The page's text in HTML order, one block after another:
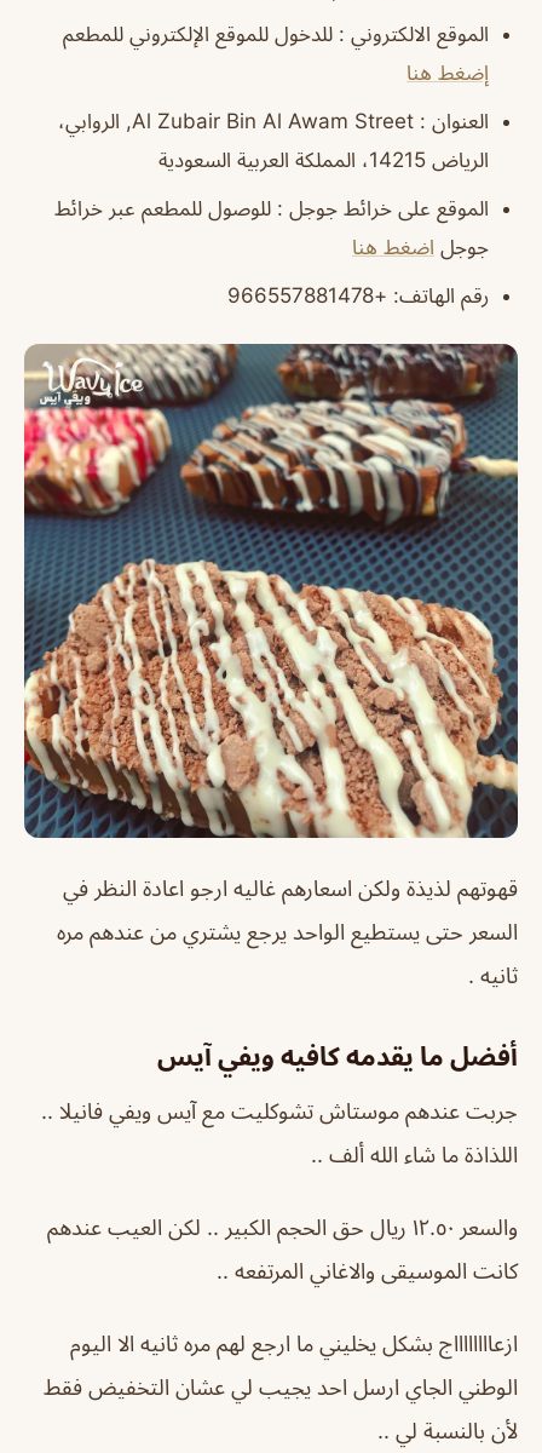
الموقع الالكتروني : للدخول للموقع الإلكتروني للمطعم
إضغط هنا
العنوان : Al Zubair Bin Al Awam Street, الروابي،
الرياض 14215، المملكة العربية السعودية
الموقع على خرائط جوجل : للوصول للمطعم عبر خرائط
جوجل اضغط هنا
رقم الهاتف: +966557881478
قهوتهم لذيذة ولكن اسعارهم غاليه ارجو اعادة النظر في
السعر حتى يستطيع الواحد يرجع يشتري من عندهم مره
ثانيه .
أفضل ما يقدمه كافيه ويفي آيس
جربت عندهم موستاش تشوكليت مع آيس ويفي فانيلا ..
اللذاذة ما شاء الله ألف ..
والسعر ١٢.٥٠ ريال حق الحجم الكبير .. لكن العيب عندهم
كانت الموسيقى والاغاني المرتفعه ..
ازعااااااااج بشكل يخليني ما ارجع لهم مره ثانيه الا اليوم
الوطني الجاي ارسل احد يجيب لي عشان التخفيض فقط
لأن بالنسبة لي ..